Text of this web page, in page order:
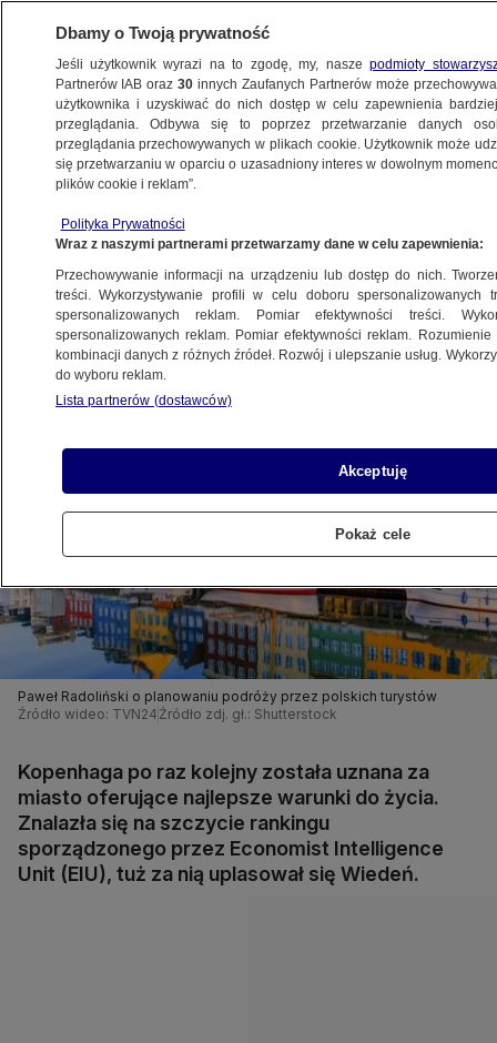
BIZNES
ZE ŚWIATA
7.07.2026, 19:33
Posłuchaj artykułu
Czyta lektor AI
Paweł Radoliński o planowaniu podróży przez polskich turystów
Źródło wideo: TVN24 Źródło zdj. gł.: Shutterstock
Kopenhaga po raz kolejny została uznana za
miasto oferujące najlepsze warunki do życia.
Znalazła się na szczycie rankingu
sporządzonego przez Economist Intelligence
Unit (EIU), tuż za nią uplasował się Wiedeń.
Dbamy o Twoją prywatność
Jeśli użytkownik wyrazi na to zgodę, my, naszepodmioty
Partnerów IAB oraz30 innych Zaufanych Partnerów może
użytkownika i uzyskiwać do nich dostęp w celu zapewnienia
przeglądania. Odbywa się to poprzez przetwarzanie danych
przeglądania przechowywanych w plikach cookie. Użytkownik może
się przetwarzaniu w oparciu o uzasadniony interes w dowolnym
plików cookie i reklam”.
Polityka Prywatności
Wraz z naszymi partnerami przetwarzamy dane w celu zapewnienia:
Przechowywanie informacji na urządzeniu lub dostęp do nich.
treści. Wykorzystywanie profili w celu doboru spersonalizowanych
spersonalizowanych reklam. Pomiar efektywności treści.
spersonalizowanych reklam. Pomiar efektywności reklam.
kombinacji danych z różnych źródeł. Rozwój i ulepszanie usług.
do wyboru reklam.
Lista partnerów (dostawców)
Akceptuję
Pokaż cele